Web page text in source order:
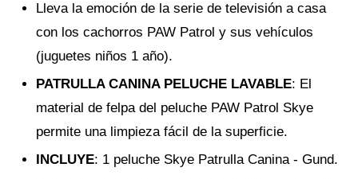
Lleva la emoción de la serie de televisión a casa
con los cachorros PAW Patrol y sus vehículos
(juguetes niños 1 año).
PATRULLA CANINA PELUCHE LAVABLE: El
material de felpa del peluche PAW Patrol Skye
permite una limpieza fácil de la superficie.
INCLUYE: 1 peluche Skye Patrulla Canina - Gund.